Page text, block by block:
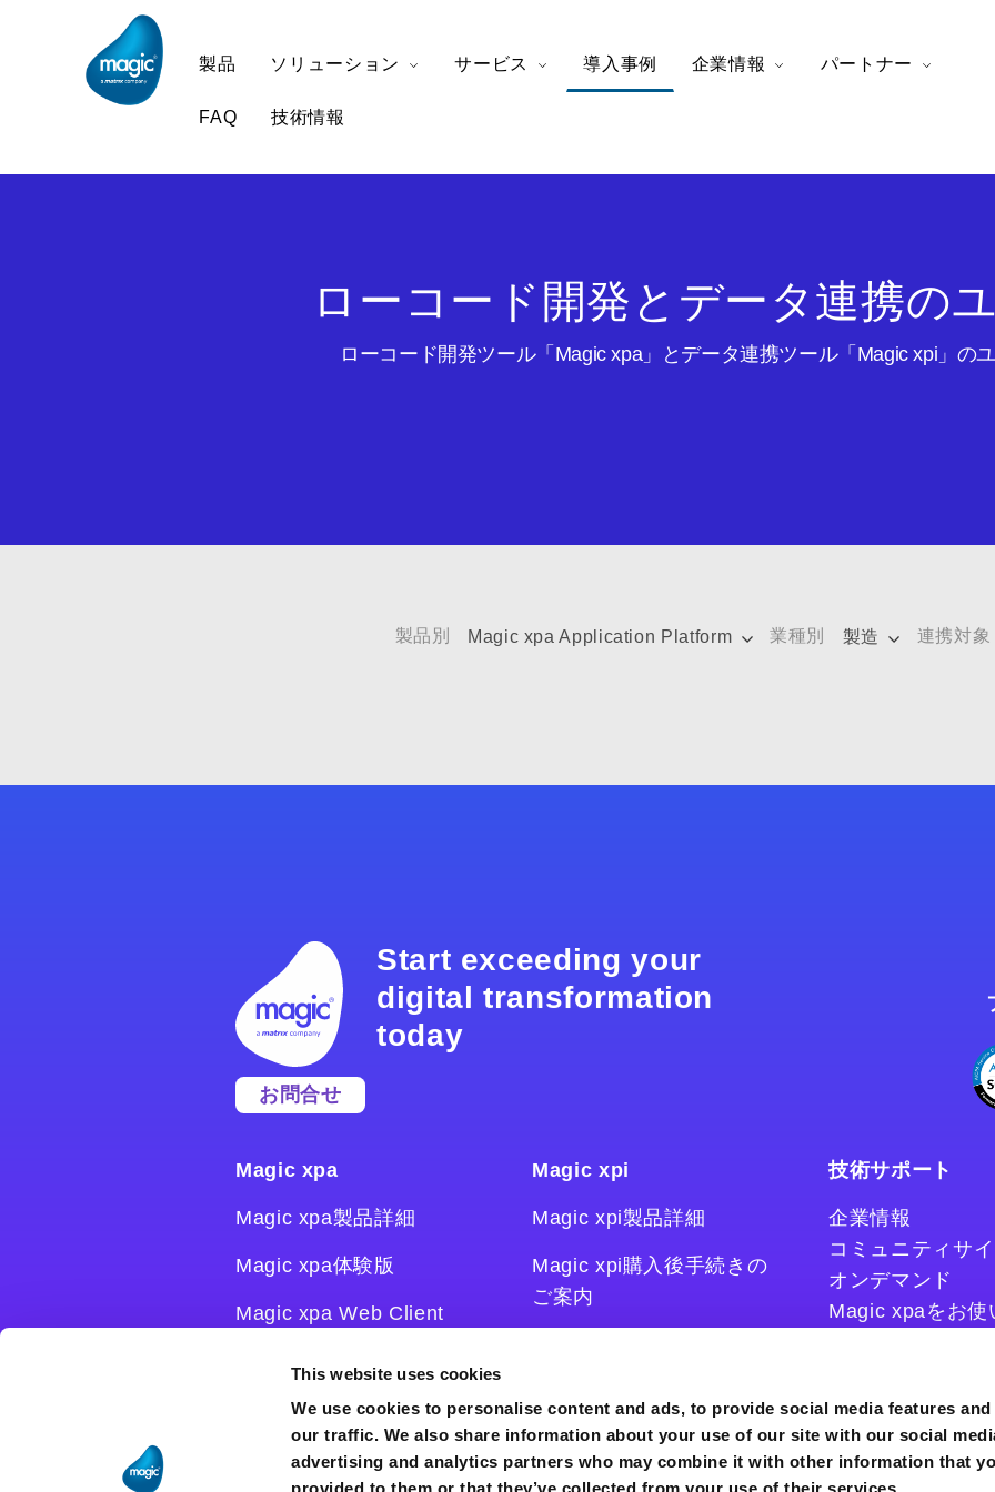
This website uses cookies
We use cookies to personalise content and ads, to provide social media features
our traffic. We also share information about your use of our site with our social
advertising and analytics partners who may combine it with other information that
製品 ソリューション サービス 導入事例 企業情報 パートナー
FAQ 技術情報
ローコード開発とデータ連携の
ローコード開発ツール「Magic xpa」とデータ連携ツール「Magic xpi」の
製品別 Magic xpa Application Platform 業種別 製造 連携対象
Start exceeding your
digital transformation
today
お問合せ
Magic xpa
Magic xpa製品詳細
Magic xpa体験版
Magic xpa Web Client
ユーザー登録/ライセンス発
Magic xpi
Magic xpi製品詳細
Magic xpi購入後手続きの
ご案内
技術サポート
企業情報
コミュニティサ
オンデマンド
Magic xpaをお使
コラム